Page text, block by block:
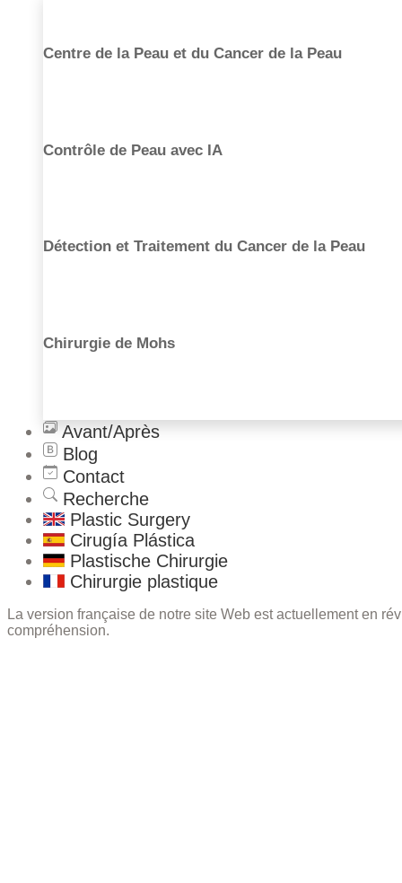
Centre de la Peau et du Cancer de la Peau
Contrôle de Peau avec IA
Détection et Traitement du Cancer de la Peau
Chirurgie de Mohs
Avant/Après
Blog
Contact
Recherche
Plastic Surgery
Cirugía Plástica
Plastische Chirurgie
Chirurgie plastique
La version française de notre site Web est actuellement en
compréhension.